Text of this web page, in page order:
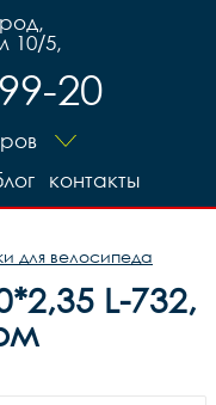
10/5,
20
контакты
для велосипеда
L-732,